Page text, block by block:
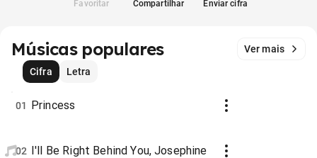
Favoritar Compartilhar Enviar cifra
Músicas populares
Ver mais
Cifra
Letra
01 Princess
02 I'll Be Right Behind You, Josephine